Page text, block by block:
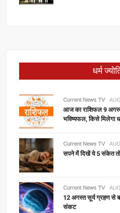
धर्म
Current News TV
आज का राशिफल 9
भविष्यफल, किसे मिलेगा
Current News TV
सपने में दिखें ये 5 संकेत
Current News TV
12 अगस्त सूर्य ग्रहण से
संकट